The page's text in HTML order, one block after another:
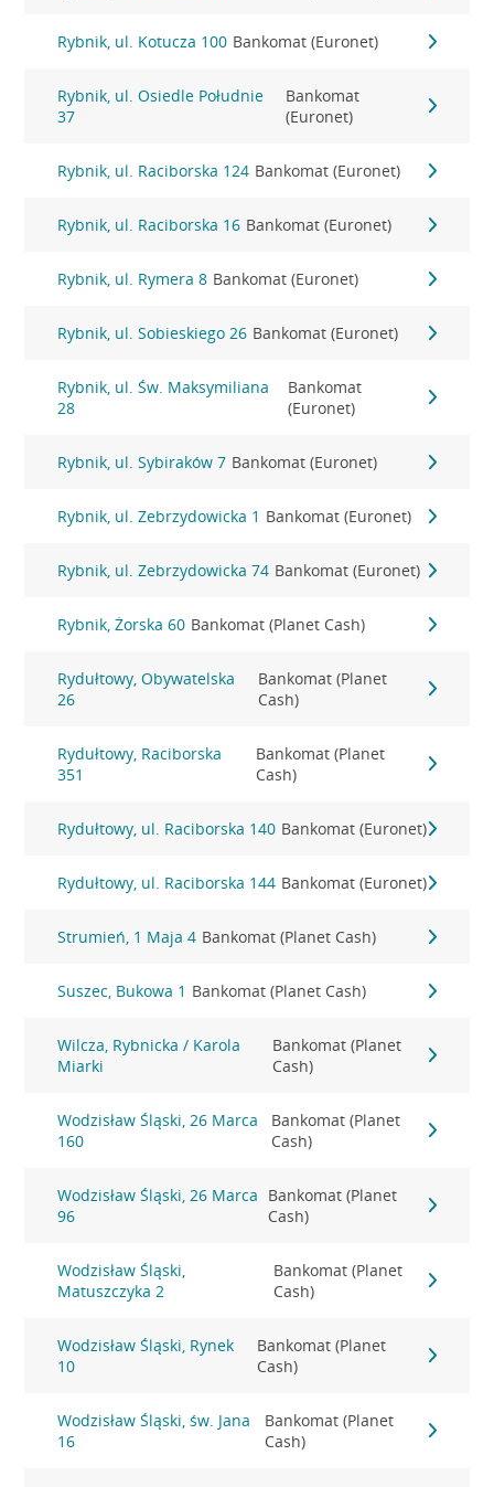
Rybnik, ul. Kotucza 100 Bankomat (Euronet)
Rybnik, ul. Osiedle Południe
37
Bankomat
(Euronet)
Rybnik, ul. Raciborska 124 Bankomat (Euronet)
Rybnik, ul. Raciborska 16 Bankomat (Euronet)
Rybnik, ul. Rymera 8 Bankomat (Euronet)
Rybnik, ul. Sobieskiego 26 Bankomat (Euronet)
Rybnik, ul. Św. Maksymiliana
28
Bankomat
(Euronet)
Rybnik, ul. Sybiraków 7 Bankomat (Euronet)
Rybnik, ul. Zebrzydowicka 1 Bankomat (Euronet)
Rybnik, ul. Zebrzydowicka 74 Bankomat (Euronet)
Rybnik, Żorska 60 Bankomat (Planet Cash)
Rydułtowy, Obywatelska
26
Bankomat (Planet
Cash)
Rydułtowy, Raciborska
351
Bankomat (Planet
Cash)
Rydułtowy, ul. Raciborska 140 Bankomat (Euronet)
Rydułtowy, ul. Raciborska 144 Bankomat (Euronet)
Strumień, 1 Maja 4 Bankomat (Planet Cash)
Suszec, Bukowa 1 Bankomat (Planet Cash)
Wilcza, Rybnicka / Karola
Miarki
Bankomat (Planet
Cash)
Wodzisław Śląski, 26 Marca
160
Bankomat (Planet
Cash)
Wodzisław Śląski, 26 Marca
96
Bankomat (Planet
Cash)
Wodzisław Śląski,
Matuszczyka 2
Bankomat (Planet
Cash)
Wodzisław Śląski, Rynek
10
Bankomat (Planet
Cash)
Wodzisław Śląski, św. Jana
16
Bankomat (Planet
Cash)